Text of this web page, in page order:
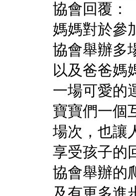
協會回覆：
媽媽對於參
協會舉辦多
以及爸爸媽
一場可愛的
寶寶們一個
場次，也讓
享受孩子的
協會舉辦的